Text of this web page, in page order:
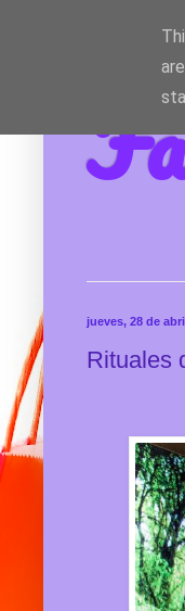
jueves, 28 de
Rituales